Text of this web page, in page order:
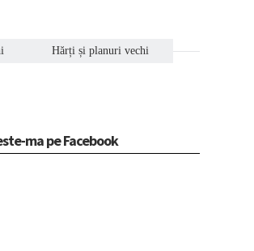
Hărți și planuri vechi
ma pe Facebook